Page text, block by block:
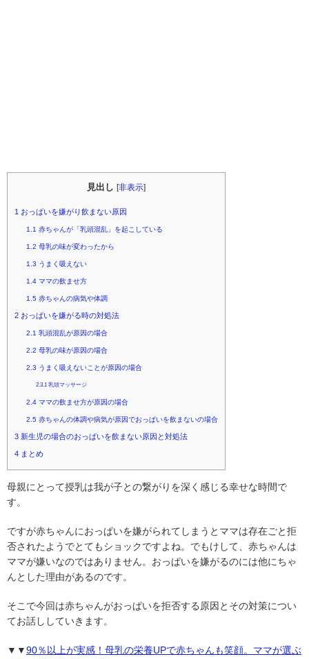
見出し [非表示]
1 おっぱいを嫌がり飲まない原因
1.1 赤ちゃんが「乳頭混乱」を起こしている
1.2 母乳の味が変わったから
1.3 うまく吸えない
1.4ママの飲ませ方
1.5赤ちゃんの病気や体調
2 おっぱいを嫌がる時の対処法
2.1 乳頭混乱が原因の場合
2.2 母乳の味が原因の場合
2.3 うまく吸えないことが原因の場合
2.3.1 乳頭マッサージ
2.4ママの飲ませ方が原因の場合
2.5赤ちゃんの体調や病気が原因でおっぱいを飲まないの場合
3 新生児の場合のおっぱいを飲まない原因と対処法
4 まとめ
母親にとって授乳は我が子との繋がりを深く感じる幸せな時間で
す。
ですが赤ちゃんにおっぱいを嫌がられてしまうとママは存在ごと拒
否されたようでとてもショックですよね。でもけして、赤ちゃんは
ママが嫌いなのではありません。おっぱいを嫌がるのには他にちゃ
んとした理由があるのです。
そこで今回は赤ちゃんがおっぱいを拒否する原因とその対策につい
てお話ししていきます。
▼▼90％以上が実感！母乳の栄養UPで赤ちゃんも笑顔。ママが選ぶ